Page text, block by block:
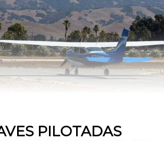
PILOTADAS